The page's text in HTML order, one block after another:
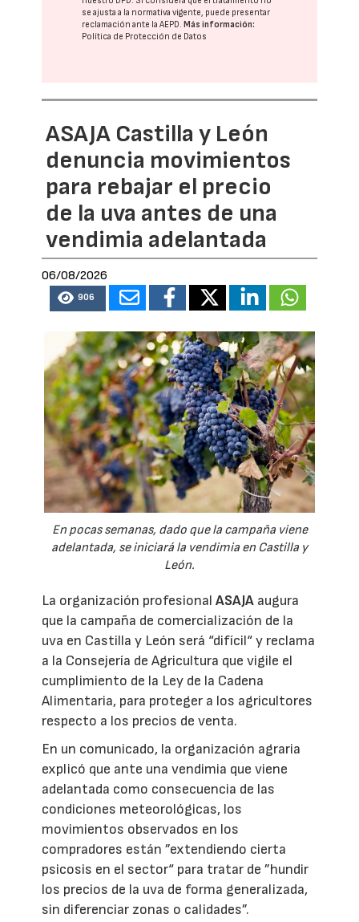
se ajusta a la normativa vigente, puede presentar
reclamación ante laAEPD. Más información:
Política de Protección de Datos
ASAJA Castilla y León
denuncia movimientos
para rebajar el precio
de la uva antes de una
vendimia adelantada
06/08/2026
906
En pocas semanas, dado que la campaña viene
adelantada, se iniciará la vendimia en Castilla y
León.
La organización profesionalASAJA augura
que la campaña de comercialización de la
uva en Castilla y León será “difícil“ y reclama
a la Consejería de Agricultura que vigile el
cumplimiento de la Ley de la Cadena
Alimentaria, para proteger a los agricultores
respecto a los precios de venta.
En un comunicado, la organización agraria
explicó que ante una vendimia que viene
adelantada como consecuencia de las
condiciones meteorológicas, los
movimientos observados en los
compradores están ”extendiendo cierta
psicosis en el sector“ para tratar de ”hundir
los precios de la uva de forma generalizada,
sin diferenciar zonas o calidades”.